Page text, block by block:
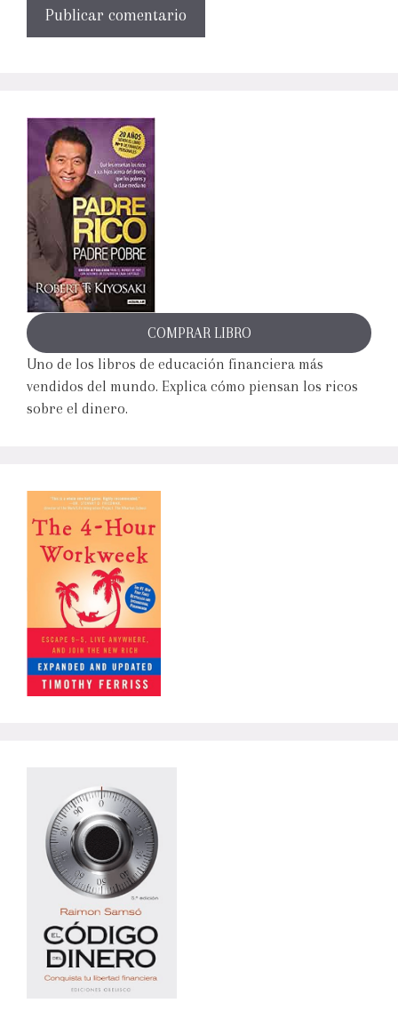
COMPRAR LIBRO
Uno de los libros de educación financiera más
vendidos del mundo. Explica cómo piensan los ricos
sobre el dinero.